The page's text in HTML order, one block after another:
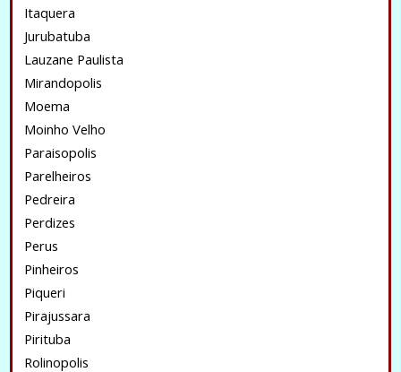
Itaquera
Jurubatuba
Lauzane Paulista
Mirandopolis
Moema
Moinho Velho
Paraisopolis
Parelheiros
Pedreira
Perdizes
Perus
Pinheiros
Piqueri
Pirajussara
Pirituba
Rolinopolis